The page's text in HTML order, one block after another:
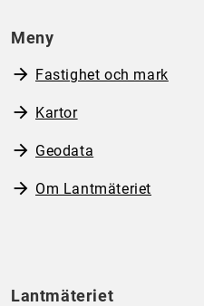
Meny
Fastighet och mark
Kartor
Geodata
Om Lantmäteriet
Lantmäteriet